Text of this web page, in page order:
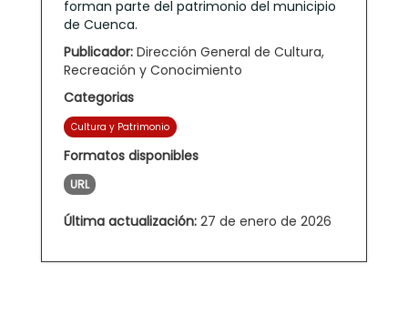
forman parte del patrimonio del municipio
de Cuenca.
Publicador: Dirección General de Cultura,
Recreación y Conocimiento
Categorias
Cultura y Patrimonio
Formatos disponibles
URL
Última actualización: 27 de enero de 2026